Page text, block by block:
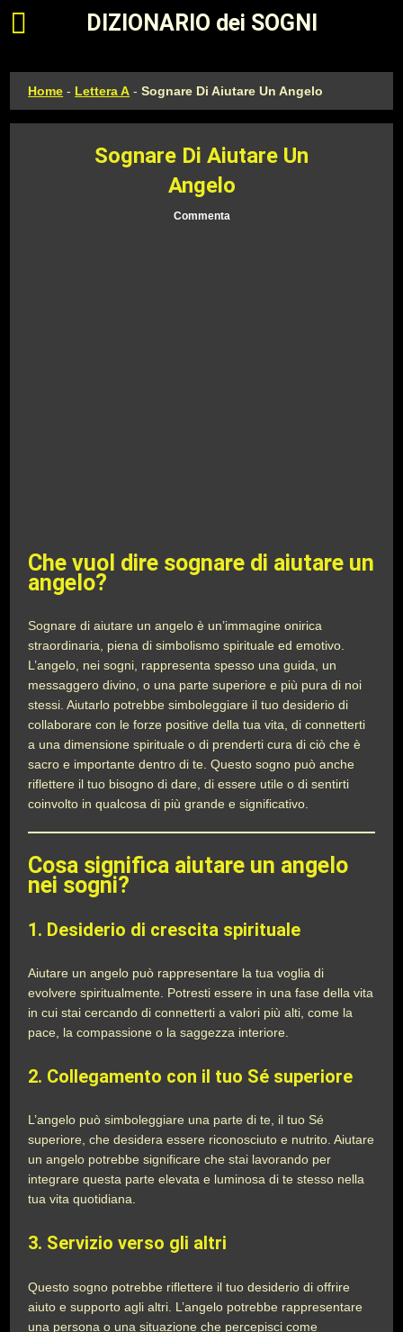
Apri il menu principale
DIZIONARIO dei SOGNI
Home - Lettera A -Sognare Di Aiutare Un Angelo
Sognare Di Aiutare Un
Angelo
Commenta
Che vuol dire sognare di aiutare un
angelo?
Sognare di aiutare un angelo è un’immagine onirica
straordinaria, piena di simbolismo spirituale ed emotivo.
L’angelo, nei sogni, rappresenta spesso una guida, un
messaggero divino, o una parte superiore e più pura di noi
stessi. Aiutarlo potrebbe simboleggiare il tuo desiderio di
collaborare con le forze positive della tua vita, di connetterti
a una dimensione spirituale o di prenderti cura di ciò che è
sacro e importante dentro di te. Questo sogno può anche
riflettere il tuo bisogno di dare, di essere utile o di sentirti
coinvolto in qualcosa di più grande e significativo.
Cosa significa aiutare un angelo
nei sogni?
1. Desiderio di crescita spirituale
Aiutare un angelo può rappresentare la tua voglia di
evolvere spiritualmente. Potresti essere in una fase della vita
in cui stai cercando di connetterti a valori più alti, come la
pace, la compassione o la saggezza interiore.
2. Collegamento con il tuo Sé superiore
L’angelo può simboleggiare una parte di te, il tuo Sé
superiore, che desidera essere riconosciuto e nutrito. Aiutare
un angelo potrebbe significare che stai lavorando per
integrare questa parte elevata e luminosa di te stesso nella
tua vita quotidiana.
3. Servizio verso gli altri
Questo sogno potrebbe riflettere il tuo desiderio di offrire
aiuto e supporto agli altri. L’angelo potrebbe rappresentare
una persona o una situazione che percepisci come